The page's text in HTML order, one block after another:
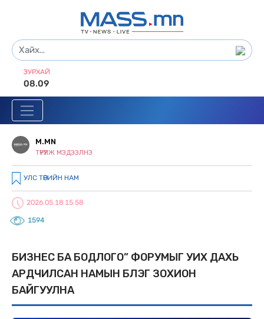
ЗУРХАЙ
08.09
M.MN
ТҮРҮҮЛЖ МЭДЭЭЛНЭ
УЛС ТӨРИЙН НАМ
2026.05.18 15:58
1594
БИЗНЕС БА БОДЛОГО” ФОРУМЫГ УИХ ДАХЬ
АРДЧИЛСАН НАМЫН БҮЛЭГ ЗОХИОН
БАЙГУУЛНА